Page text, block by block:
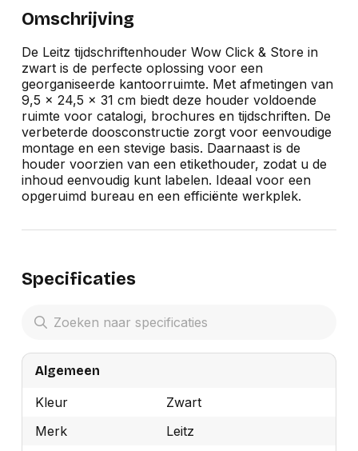
Omschrijving
De Leitz tijdschriftenhouder Wow Click & Store in
zwart is de perfecte oplossing voor een
georganiseerde kantoorruimte. Met afmetingen van
9,5 x 24,5 x 31 cm biedt deze houder voldoende
ruimte voor catalogi, brochures en tijdschriften. De
verbeterde doosconstructie zorgt voor eenvoudige
montage en een stevige basis. Daarnaast is de
houder voorzien van een etikethouder, zodat u de
inhoud eenvoudig kunt labelen. Ideaal voor een
opgeruimd bureau en een efficiënte werkplek.
Specificaties
Algemeen
Kleur
Zwart
Merk
Leitz